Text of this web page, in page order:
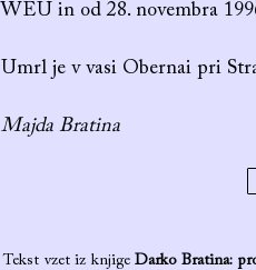
WEU in od 28. novembra
Umrl je v vasi Obernai pri
Majda Bratina
Tekst vzet iz knjigeDarko Bratina: